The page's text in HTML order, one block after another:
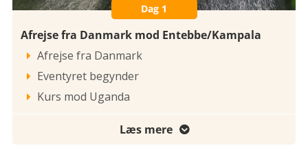
Dag 1
Afrejse fra Danmark mod Entebbe/Kampala
 Afrejse fra Danmark
 Eventyret begynder
 Kurs mod Uganda
Læs mere 